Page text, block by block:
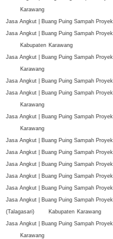
Karawang
Jasa Angkut | Buang Puing Sampah Proyek
Jasa Angkut | Buang Puing Sampah Proyek
Kabupaten Karawang
Jasa Angkut | Buang Puing Sampah Proyek
Karawang
Jasa Angkut | Buang Puing Sampah Proyek
Jasa Angkut | Buang Puing Sampah Proyek
Karawang
Jasa Angkut | Buang Puing Sampah Proyek
Karawang
Jasa Angkut | Buang Puing Sampah Proyek
Jasa Angkut | Buang Puing Sampah Proyek
Jasa Angkut | Buang Puing Sampah Proyek
Jasa Angkut | Buang Puing Sampah Proyek
Jasa Angkut | Buang Puing Sampah Proyek
Jasa Angkut | Buang Puing Sampah Proyek
(Talagasari)
Kabupaten Karawang
Jasa Angkut | Buang Puing Sampah Proyek
Karawang